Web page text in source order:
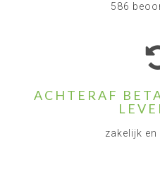
586
ACHTERAF
zakelijk